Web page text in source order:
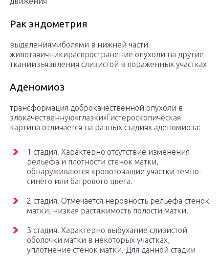
Рак эндометрия
выделениямиболями в нижней части
животаяичникираспространение опухоли на другие
тканиизъязвления слизистой в пораженных участках
Аденомиоз
трансформация доброкачественной опухоли в
злокачественную«глазки»Гистероскопическая
картина отличается на разных стадиях аденомиоза:
1 стадия. Характерно отсутствие изменения
рельефа и плотности стенок матки,
обнаруживаются кровоточащие участки темно-
синего или багрового цвета.
2 стадия. Отмечается неровность рельефа стенок
матки, низкая растяжимость полости матки.
3 стадия. Характерно выбухание слизистой
оболочки матки в некоторых участках,
уплотнение стенок матки. Для данной стадии